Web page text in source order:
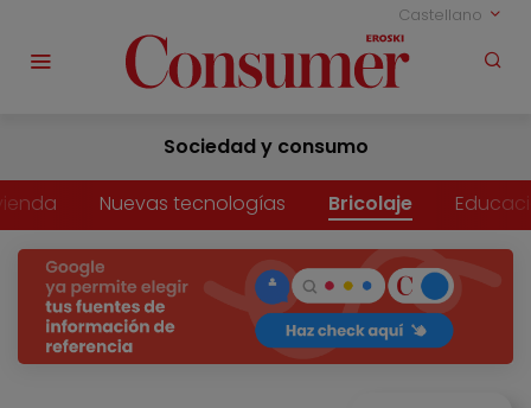
Castellano
Sociedad y consumo
Nuevas tecnologías Bricolaje